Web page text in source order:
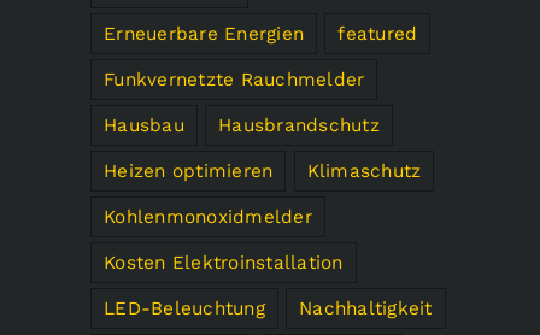
Erneuerbare Energien featured
Funkvernetzte Rauchmelder
Hausbau Hausbrandschutz
Heizen optimieren Klimaschutz
Kohlenmonoxidmelder
Kosten Elektroinstallation
LED-Beleuchtung Nachhaltigkeit